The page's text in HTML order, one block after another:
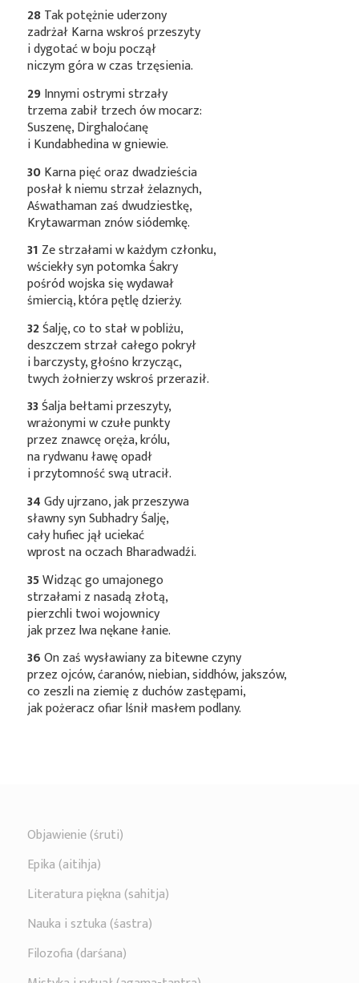
28Tak potężnie uderzony
zadrżał Karna wskroś przeszyty
i dygotać w boju począł
niczym góra w czas trzęsienia.
29Innymi ostrymi strzały
trzema zabił trzech ów mocarz:
Suszenę, Dirghaloćanę
i Kundabhedina w gniewie.
30Karna pięć oraz dwadzieścia
posłał k niemu strzał żelaznych,
Aśwathaman zaś dwudziestkę,
Krytawarman znów siódemkę.
31 Ze strzałami w każdym członku,
wściekły syn potomka Śakry
pośród wojska się wydawał
śmiercią, która pętlę dzierży.
32Śalję, co to stał w pobliżu,
deszczem strzał całego pokrył
i barczysty, głośno krzycząc,
twych żołnierzy wskroś przeraził.
33Śalja bełtami przeszyty,
wrażonymi w czułe punkty
przez znawcę oręża, królu,
na rydwanu ławę opadł
i przytomność swą utracił.
34Gdy ujrzano, jak przeszywa
sławny syn Subhadry Śalję,
cały hufiec jął uciekać
wprost na oczach Bharadwadźi.
35Widząc go umajonego
strzałami z nasadą złotą,
pierzchli twoi wojownicy
jak przez lwa nękane łanie.
36On zaś wysławiany za bitewne czyny
przez ojców, ćaranów, niebian, siddhów, jakszów,
co zeszli na ziemię z duchów zastępami,
jak pożeracz ofiar lśnił masłem podlany.
Objawienie (śruti)
Epika (aitihja)
Literatura piękna (sahitja)
Nauka i sztuka (śastra)
Filozofia (darśana)